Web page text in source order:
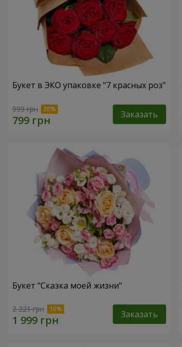
Букет в ЭКО упаковке "7 красных роз"
999 грн Заказать
Букет "Сказка моей жизни"
2 221 грн Заказать